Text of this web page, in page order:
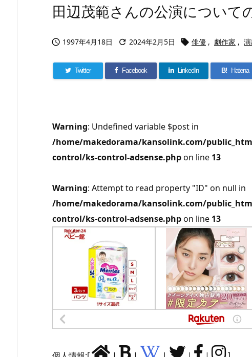
田辺茂範さんの公演について
 1997年4月18日  2024年2月5日  俳優 , 劇作家 ,
Twitter Facebook LinkedIn B! Hatena
Warning: Undefined variable $post in
/home/makedorama/kansolink.com/
control/ks-control-adsense.phpon line 13
Warning: Attempt to read property "ID" on null in
/home/makedorama/kansolink.com/
control/ks-control-adsense.phpon line 13